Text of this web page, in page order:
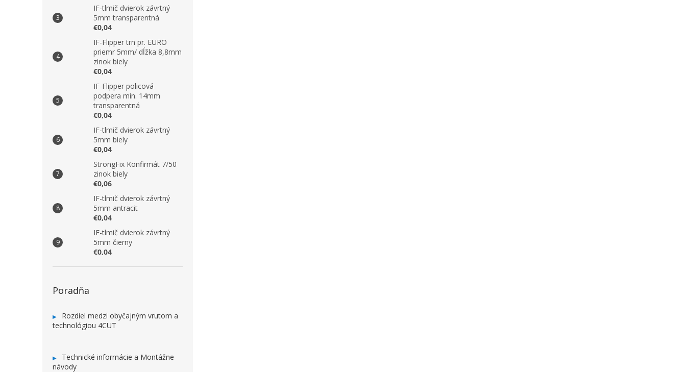
IF-tlmič dvierok závrtný
5mm transparentná
€0,04
IF-Flipper trn pr. EURO
priemr 5mm/ dĺžka 8,8mm
zinok biely
€0,04
IF-Flipper policová
podpera min. 14mm
transparentná
€0,04
IF-tlmič dvierok závrtný
5mm biely
€0,04
StrongFix Konfirmát 7/50
zinok biely
€0,06
IF-tlmič dvierok závrtný
5mm antracit
€0,04
IF-tlmič dvierok závrtný
5mm čierny
€0,04
Poradňa
Rozdiel medzi obyčajným vrutom a
technológiou 4CUT
Technické informácie a Montážne
návody